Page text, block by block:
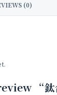
(0)
“鈦